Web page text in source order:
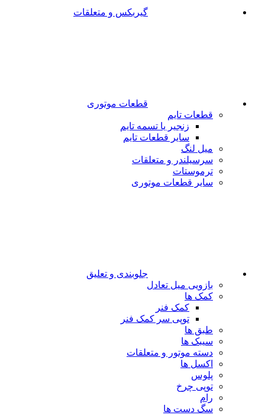
گیربکس و متعلقات
قطعات موتوری
قطعات تایم
زنجیر یا تسمه تایم
سایر قطعات تایم
میل لنگ
سرسیلندر و متعلقات
ترموستات
سایر قطعات موتوری
جلوبندی و تعلیق
بازویی میل تعادل
کمک ها
کمک فنر
توپی سر کمک فنر
طبق ها
سیبک ها
دسته موتور و متعلقات
اکسل ها
پلوس
توپی چرخ
رام
سگ دست ها